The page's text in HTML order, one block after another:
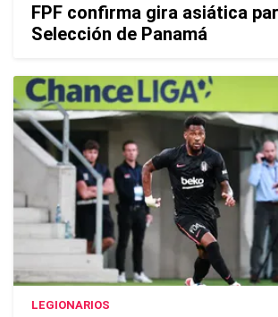
FPF confirma gira asiática
Selección de Panamá
LEGIONARIOS